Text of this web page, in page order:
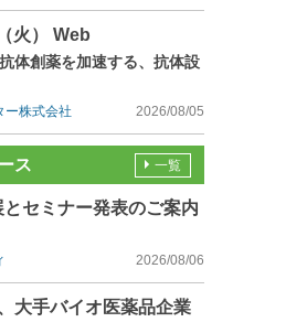
火） Web
体創薬を加速する、抗体設
ー株式会社 2026/08/05
ス
セミナー発表のご案内
2026/08/06
大手バイオ医薬品企業
一覧